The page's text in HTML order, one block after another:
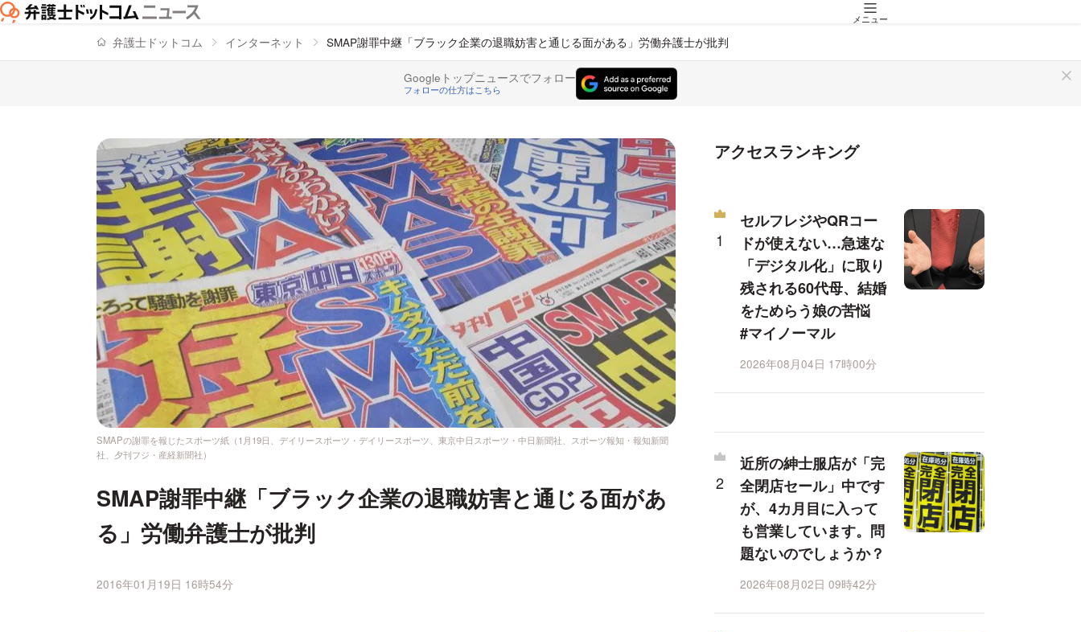
メニュー
弁護士ドットコム インターネット SMAP謝罪中継「ブラック企業の退職妨害と通じる面がある」労働弁護士が批判
Googleトップニュースでフォロー
フォローの仕方はこちら
SMAPの謝罪を報じたスポーツ紙（1月19日、デイリースポーツ・デイリースポーツ、東京中日スポーツ・中日新聞社、スポーツ報知・報知新聞
社、夕刊フジ・産経新聞社）
SMAP謝罪中継「ブラック企業の退職妨害と通じる面があ
る」労働弁護士が批判
2016年01月19日 16時54分
アクセスランキング
セルフレジやQRコー
ドが使えない…急速な
「デジタル化」に取り
残される60代母、結婚
をためらう娘の苦悩
#マイノーマル
2026年08月04日 17時00分
近所の紳士服店が「完
全閉店セール」中です
が、4カ月目に入って
も営業しています。問
題ないのでしょうか？
2026年08月02日 09時42分